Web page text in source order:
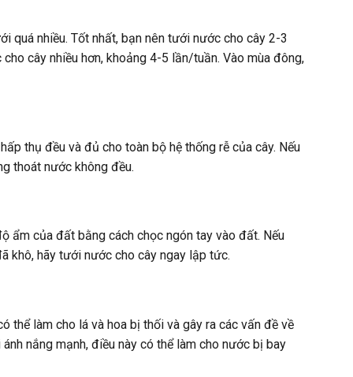
quá nhiều. Tốt nhất, bạn nên tưới nước cho cây 2-3
cây nhiều hơn, khoảng 4-5 lần/tuần. Vào mùa đông,
thụ đều và đủ cho toàn bộ hệ thống rễ của cây. Nếu
thoát nước không đều.
ẩm của đất bằng cách chọc ngón tay vào đất. Nếu
khô, hãy tưới nước cho cây ngay lập tức.
thể làm cho lá và hoa bị thối và gây ra các vấn đề về
nắng mạnh, điều này có thể làm cho nước bị bay